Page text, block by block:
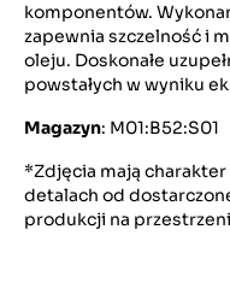
komponentów.
zapewnia szczelność i
oleju. Doskonałe
powstałych w wyniku
Magazyn: M01:B52:S01
*Zdjęcia mają
detalach od
produkcji na